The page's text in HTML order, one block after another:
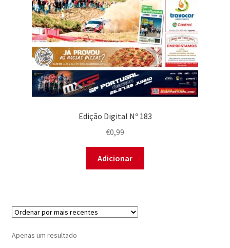
Edição Digital Nº 183
€0,99
Adicionar
Apenas um resultado